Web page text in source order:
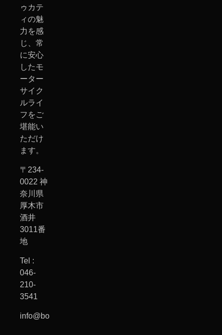
ゥカテ
ィの魅
力を感
じ、常
に安心
したモ
ーター
サイク
ルライ
フをご
堪能い
ただけ
ます。
〒234-
0022 神
奈川県
厚木市
酒井
3011番
地
Tel :
046-
210-
3541
info@borgopanigale.jp